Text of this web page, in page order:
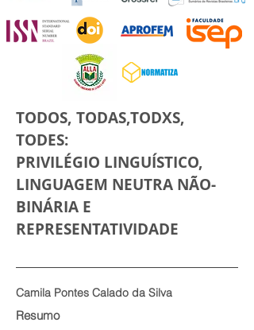
TODOS, TODAS,TODXS,
TODES:
PRIVILÉGIO LINGUÍSTICO,
LINGUAGEM NEUTRA NÃO-
BINÁRIA E
REPRESENTATIVIDADE
Camila Pontes Calado da Silva
Resumo